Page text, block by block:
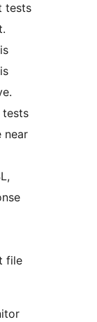
tests
tests
near
file